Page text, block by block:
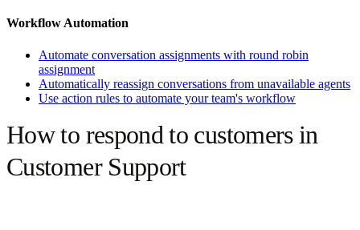
Workflow Automation
Automate conversation assignments with round robin
assignment
Automatically reassign conversations from unavailable agents
Use action rules to automate your team's workflow
How to respond to customers in
Customer Support